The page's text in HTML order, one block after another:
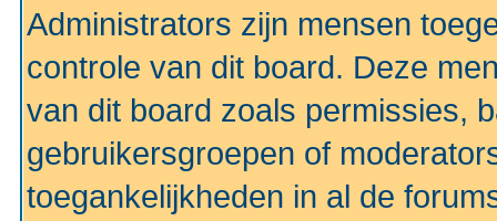
Administrators zijn mensen
controle van dit board. Deze
van dit board zoals permissies,
gebruikersgroepen of
toegankelijkheden in al de